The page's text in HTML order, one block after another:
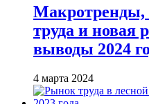
труда и новая
выводы 2024
4 марта 2024